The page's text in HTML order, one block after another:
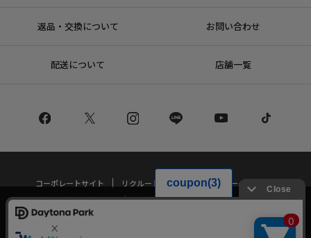
返品・交換について お問い合わせ
配送について 店舗一覧
コーポレートサイト リクルート
サステナブルマークについて
プライバシーポリシー
特定商取引法・古物営業法に基づく表記
当サイトでは利用体験の向上およびコンテンツの最適な提供、トラフィック
の分析を目的としてCookieを使用しています。